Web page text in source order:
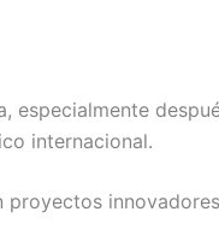
especialmente
internacional.